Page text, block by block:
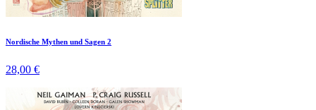
Nordische Mythen und Sagen 2
28,00 €